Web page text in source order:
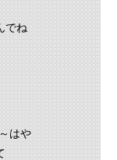
でね
はや